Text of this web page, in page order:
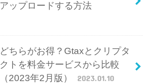
アップロードする方法
どちらがお得？Gtaxとクリプタ
クトを料金サービスから比較
（2023年2月版）
2023.01.10